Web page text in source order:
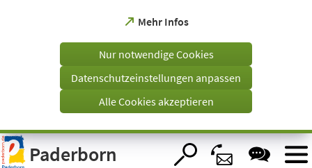
Visuelle
Assistenzsoftware
öffnen.
Mehr Infos
(Öffnet
einem
Tab)
Nur notwendige Cookies
Datenschutzeinstellungen anpassen
Alle Cookies akzeptieren
Paderborn